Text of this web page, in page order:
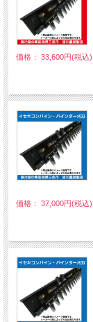
価格： 33,600円(税込)
価格： 37,000円(税込)